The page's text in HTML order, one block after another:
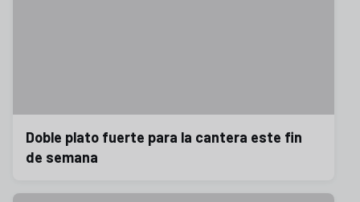
Doble plato fuerte para la cantera este fin
de semana